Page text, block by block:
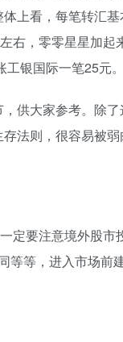
上看，每笔转汇
右，零零星星加
银国际一笔25元。
供大家参考。除
法则，很容易被
定要注意境外股
等等，进入市场前